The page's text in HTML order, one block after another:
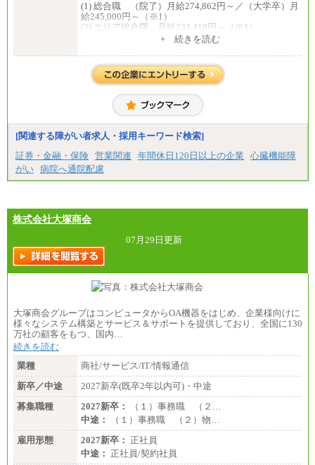
(1) 総合職 （院了）月給274,862円～／（大学卒）月
給245,000円～（※1）
(2) エリア総合職 月給233,410円～（※1）
(3) アシスタントスタッフ 日給9,800円～12,500円
※１ 試用期間６か月（試用期間中も給与に変更
はございません）
※２ 勤務地により異なります
（1) 総合職 （院了）月給274,862円～／（大学卒）
月給245,000円～（※1）
(2) エリア総合職 月給233,410円～（※1）
(3) アシスタントスタッフ 日給9,800円～12,500円
（※2）
※１ 試用期間６か月（試用期間中も給与に変更
なし）
※２ 勤務地により異なる
+ 続きを読む
[関連する障がい者求人・採用キーワード検索]
証券・金融・保険 営業関連 年間休日120日以上の企業
心臓機能障
がい 病院へ通院配慮
株式会社大塚商会
07月29日更新
大塚商会グループはコンピュータからOA機器をはじめ、企業様向けに
様々なシステム構築とサービス＆サポートを提供しており、全国に130
万社の顧客をもつ、国内…
続きを読む
業種
商社/サービス/IT/情報通信
新卒／中途
2027新卒(既卒2年以内可)・中途
募集職種
2027新卒：
（１）事務職 （２…
中途：
（１）事務職 （２）物…
雇用形態
2027新卒： 正社員
中途： 正社員/契約社員